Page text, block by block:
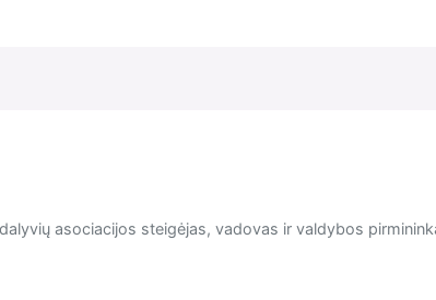
asociacijos steigėjas, vadovas ir valdybos